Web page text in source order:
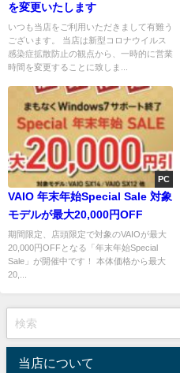
を変更いたします
いつも当店をご利用いただきまして有難う
ございます。 当店は新型コロナウイルス
感染症拡散防止の観点から、一時的に営業
時間を変更することに致しま...
PC
VAIO 年末年始Special Sale 対象
モデルが最大20,000円OFF
期間限定、店頭限定で対象のVAIOが最大
20,000円OFFとなる「年末年始Special
Sale」が開催中です！ 本体価格から最大
20,...
当店について